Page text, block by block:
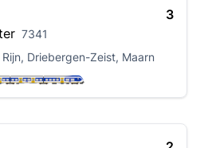
7341
3
Driebergen-Zeist, Maarn